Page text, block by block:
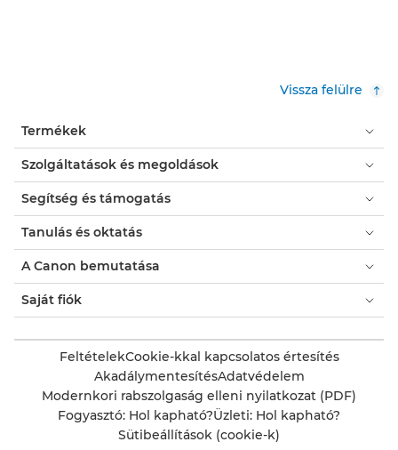
Vissza felülre
Termékek
Szolgáltatások és megoldások
Segítség és támogatás
Tanulás és oktatás
A Canon bemutatása
Saját fiók
FeltételekCookie-kkal kapcsolatos értesítés
AkadálymentesítésAdatvédelem
Modernkori rabszolgaság elleni nyilatkozat (PDF)
Fogyasztó: Hol kapható?Üzleti: Hol kapható?
Sütibeállítások (cookie-k)